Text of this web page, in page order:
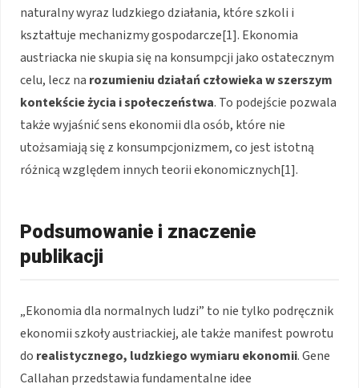
naturalny wyraz ludzkiego działania, które szkoli i
kształtuje mechanizmy gospodarcze[1]. Ekonomia
austriacka nie skupia się na konsumpcji jako ostatecznym
celu, lecz na rozumieniu działań człowieka w szerszym
kontekście życia i społeczeństwa. To podejście pozwala
także wyjaśnić sens ekonomii dla osób, które nie
utożsamiają się z konsumpcjonizmem, co jest istotną
różnicą względem innych teorii ekonomicznych[1].
Podsumowanie i znaczenie
publikacji
„Ekonomia dla normalnych ludzi” to nie tylko podręcznik
ekonomii szkoły austriackiej, ale także manifest powrotu
do realistycznego, ludzkiego wymiaru ekonomii. Gene
Callahan przedstawia fundamentalne idee